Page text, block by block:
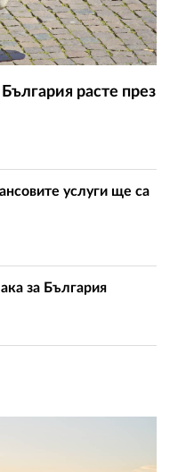
расте през
услуги ще са
за България